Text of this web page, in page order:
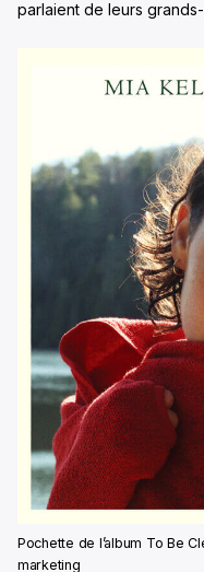
parlaient de leurs
Pochette de l’album To Be
marketing